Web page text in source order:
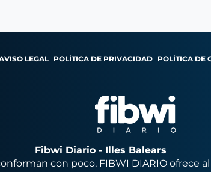
LEGAL POLÍTICA DE PRIVACIDAD POLÍTICA DE
Fibwi Diario - Illes Balears
con poco, FIBWI DIARIO ofrece